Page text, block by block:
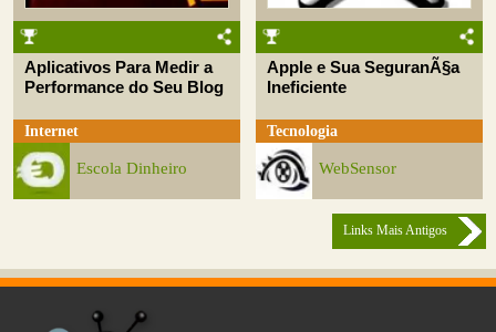
Aplicativos Para Medir a
Performance do Seu Blog
Internet
Escola Dinheiro
Apple e Sua SeguranÃ§a
Ineficiente
Tecnologia
WebSensor
Links Mais Antigos